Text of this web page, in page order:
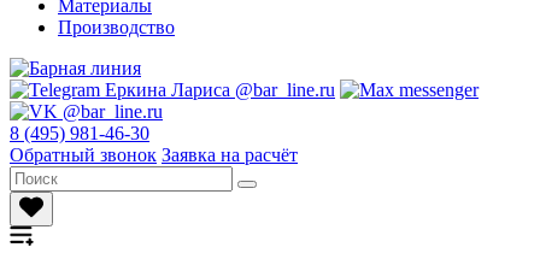
Материалы
Производство
8 (495) 981-46-30
Обратный звонок Заявка на расчёт